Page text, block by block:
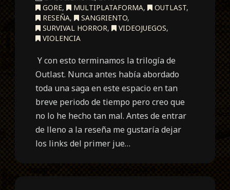
GORE, MULTIPLATAFORMA, OUTLAST,
RESEÑA, SANGRIENTO,
SURVIVAL HORROR, VIDEOJUEGOS,
VIOLENCIA
Y con esto terminamos la trilogía de
Outlast. Nunca antes había abordado
toda una saga en este espacio en tan
breve periodo de tiempo pero creo que
no lo he hecho tan mal. Antes de entrar
de lleno a la reseña me gustaría dejar
los links del primer jue…